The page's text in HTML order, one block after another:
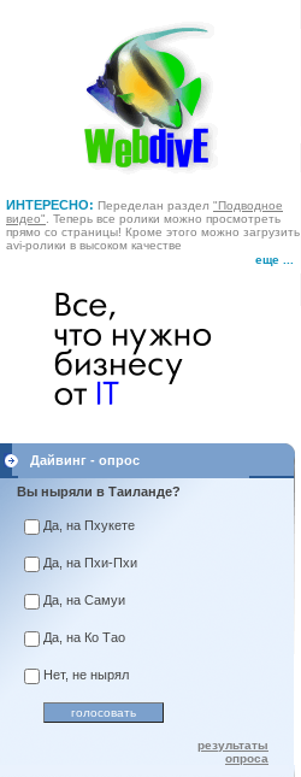
ИНТЕРЕСНО: Переделан раздел "Подводное
видео" . Теперь все ролики можно просмотреть
прямо со страницы! Кроме этого можно загрузить
avi-ролики в высоком качестве
еще ...
Дайвинг - опрос
Вы ныряли в Таиланде?
Да, на Пхукете
Да, на Пхи-Пхи
Да, на Самуи
Да, на Ко Тао
Нет, не нырял
результаты
опроса